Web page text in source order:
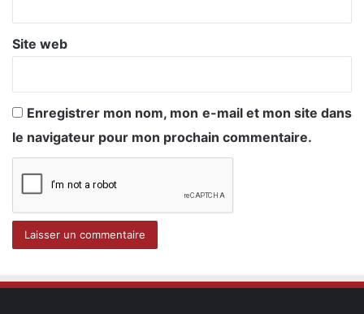
Site web
Enregistrer mon nom, mon e-mail et mon site dans
le navigateur pour mon prochain commentaire.